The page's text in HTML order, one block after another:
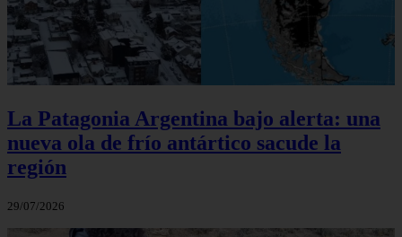
La Patagonia Argentina bajo alerta: una
nueva ola de frío antártico sacude la
región
29/07/2026